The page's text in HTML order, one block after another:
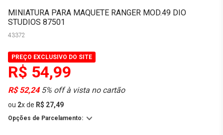
MINIATURA PARA MAQUETE RANGER MOD.49 DIO
STUDIOS 87501
43372
PREÇO EXCLUSIVO DO SITE
R$ 54,99
R$ 52,245% off à vista no cartão
ou 2xde R$ 27,49
Opções de Parcelamento: